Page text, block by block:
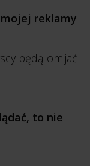
mojej reklamy
będą omijać
to nie